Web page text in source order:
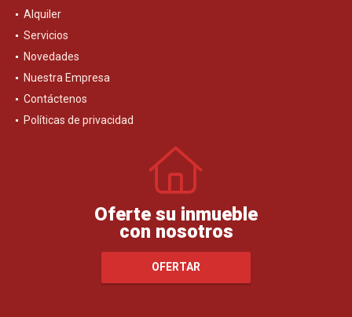
Alquiler
Servicios
Novedades
Nuestra Empresa
Contáctenos
Políticas de privacidad
Oferte su inmueble
con nosotros
OFERTAR